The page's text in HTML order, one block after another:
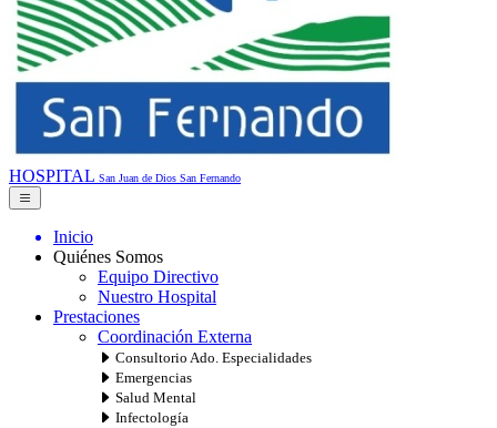
HOSPITAL San Juan de Dios San Fernando
Inicio
Quiénes Somos
Equipo Directivo
Nuestro Hospital
Prestaciones
Coordinación Externa
Consultorio Ado. Especialidades
Emergencias
Salud Mental
Infectología